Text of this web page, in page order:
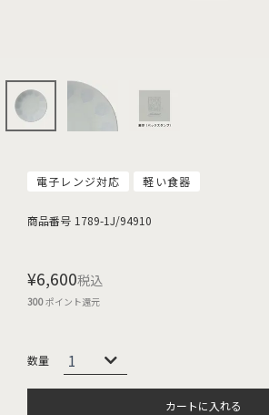
電子レンジ対応 軽い食器
商品番号 1789-1J/94910
¥6,600税込
300ポイント還元
カートに入れる